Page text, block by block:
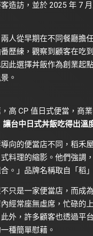
造訪，並於 2025 年 7
人從早期在不同餐廳擔
歷練，觀察到顧客在吃
此選擇丼飯作為創業起
。
高 CP 值日式便當，商
台中日式丼飯吃得出溫
向的便當店不同，稻禾
料理的縮影。他們強調
。」品牌名稱取自「稻
只是一家便當店，而成
經常座無虛席，忙碌的
外，許多顧客也透過平
種簡單慰藉。